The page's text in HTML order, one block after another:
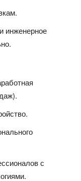
инженерное
с